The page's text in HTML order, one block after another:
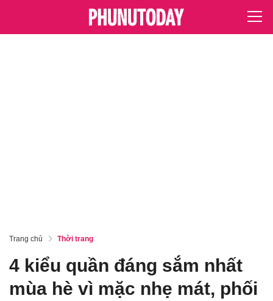
Trang chủ Thời trang
4 kiểu quần đáng sắm nhất
mùa hè vì mặc nhẹ mát, phối